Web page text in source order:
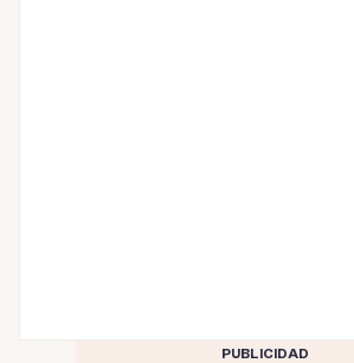
PUBLICIDAD